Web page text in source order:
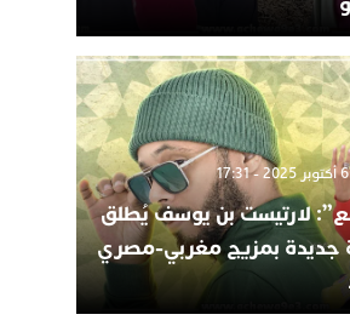
لارتيست بن يوسف يُطلق
جديدة بمزيج مغربي-مصري